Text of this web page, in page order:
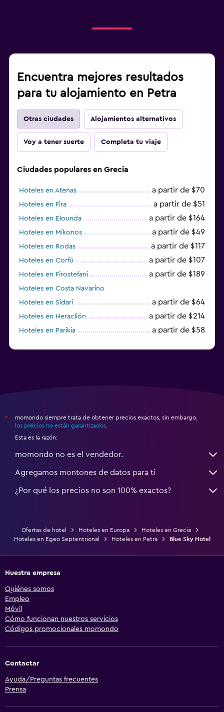
Encuentra mejores resultados
para tu alojamiento en Petra
Otras ciudades Alojamientos alternativos
Voy a tener suerte Completa tu viaje
Ciudades populares en Grecia
Hoteles en Atenas a partir de $70
Hoteles en Fira a partir de $51
Hoteles en Elounda a partir de $164
Hoteles en Míkonos a partir de $49
Hoteles en Rodas a partir de $117
Hoteles en Corfú a partir de $107
Hoteles en Firostefani a partir de $189
Hoteles en Costa Navarino
Hoteles en Sidari
a partir de $64
Hoteles en Heraclión a partir de $214
Hoteles en Parikia a partir de $58
*
momondo siempre trata de obtener precios exactos, sin embargo,
los precios no están garantizados
Esta es la razón:
momondo no es el vendedor.
Agregamos montones de datos para ti
¿Por qué los precios no son 100% exactos?
Ofertas de hotel Hoteles en Europa
Hoteles en Grecia
Hoteles en Egeo Septentrional
Hoteles en Petra Blue Sky Hotel
Nuestra empresa
Quiénes somos
Empleo
Móvil
Cómo funcionan nuestros servicios
Códigos promocionales momondo
Contactar
Ayuda/Preguntas frecuentes
Prensa